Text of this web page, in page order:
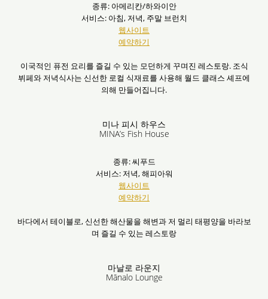
종류: 아메리칸/하와이안
서비스: 아침, 저녁, 주말 브런치
웹사이트
예약하기
이국적인 퓨전 요리를 즐길 수 있는 모던하게 꾸며진 레스토랑. 조식
뷔페와 저녁식사는 신선한 로컬 식재료를 사용해 월드 클래스 셰프에
의해 만들어집니다.
미나 피시 하우스
MINA’s Fish House
종류: 씨푸드
서비스: 저녁, 해피아워
웹사이트
예약하기
바다에서 테이블로, 신선한 해산물을 해변과 저 멀리 태평양을 바라보
며 즐길 수 있는 레스토랑
마날로 라운지
Mānalo Lounge